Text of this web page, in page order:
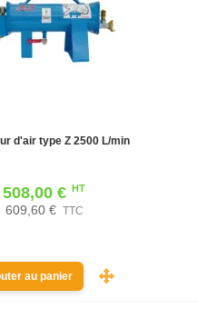
d'air type Z 2500 L/min
508,00 € HT
609,60 € TTC
au panier